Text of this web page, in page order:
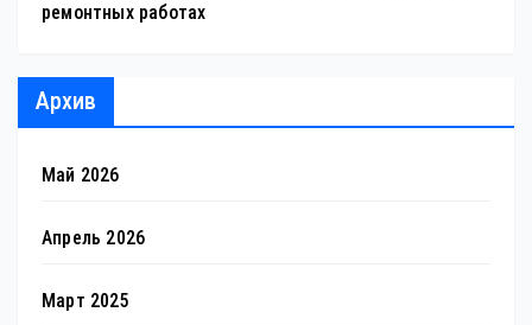
ремонтных работах
Архив
Май 2026
Апрель 2026
Март 2025